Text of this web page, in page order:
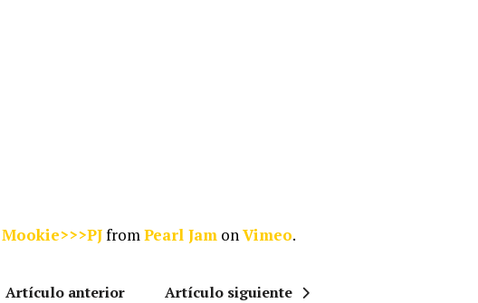
Mookie>>>PJfromPearl JamonVimeo.
Artículo anterior Artículo siguiente